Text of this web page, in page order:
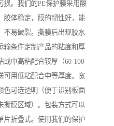
损。我们的PE保护膜采用酸
胶体稳定，膜的韧性好，能
不易破裂。撕膜后出现胶水
输条件定制产品的粘度和厚
或中高粘配合较厚（60-100
可用低粘配合中等厚度。宽
色可选透明（便于识别板面
撕膜区域）。包装方式可以
片折叠式。使用我们的保护